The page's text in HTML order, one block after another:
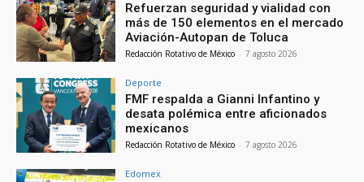
Refuerzan seguridad y vialidad con
más de 150 elementos en el mercado
Aviación-Autopan de Toluca
Redacción Rotativo de México - 7 agosto 2026
Deporte
FMF respalda a Gianni Infantino y
desata polémica entre aficionados
mexicanos
Redacción Rotativo de México - 7 agosto 2026
Edomex